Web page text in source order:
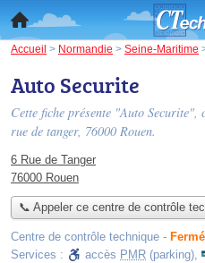
Accueil > Normandie > Seine-Maritime
Auto Securite
Cette fiche présente "Auto Securite",
rue de tanger, 76000 Rouen.
6 Rue de Tanger
76000 Rouen
📞 Appeler ce centre de contrôle
Centre de contrôle technique -
Services :
accès PMR (parking),